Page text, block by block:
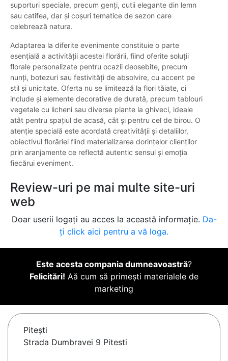
suporturi speciale, precum genți, cutii elegante din lemn
sau catifea, dar și coșuri tematice de sezon care
celebrează natura.
Adaptarea la diferite evenimente constituie o parte
esențială a activității acestei florării, fiind oferite soluții
florale personalizate pentru ocazii deosebite, precum
nunți, botezuri sau festivități de absolvire, cu accent pe
stil și unicitate. Oferta nu se limitează la flori tăiate, ci
include și elemente decorative de durată, precum tablouri
vegetale cu licheni sau diverse plante la ghiveci, ideale
atât pentru spațiul de acasă, cât și pentru cel de birou. O
atenție specială este acordată creativității și detaliilor,
obiectivul florăriei fiind materializarea dorințelor clienților
prin aranjamente ce reflectă autentic sensul și emoția
fiecărui eveniment.
Review-uri pe mai multe site-uri
web
Doar userii logați au acces la această informație. Da-
ți click aici pentru a vă loga.
Este acesta compania dumneavoastră?
Felicitări! Aă cum să primești materialele de
marketing
Piteşti
Strada Dumbravei 9 Pitesti